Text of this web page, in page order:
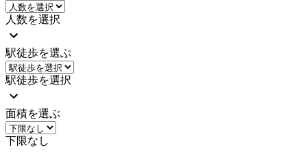
人数を選択
駅徒歩を選ぶ
駅徒歩を選択
面積を選ぶ
下限なし